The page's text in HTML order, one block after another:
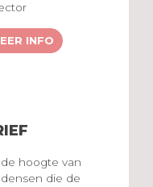
INFO
hoogte van
die de